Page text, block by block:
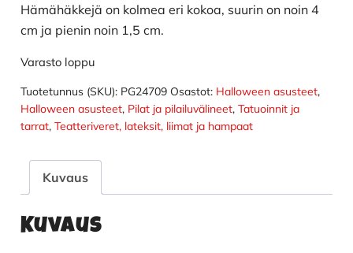
Hämähäkkejä on kolmea eri kokoa, suurin on noin 4
cm ja pienin noin 1,5 cm.
Varasto loppu
Tuotetunnus (SKU): PG24709 Osastot: Halloween asusteet,
Halloween asusteet, Pilat ja pilailuvälineet, Tatuoinnit ja
tarrat, Teatteriveret, lateksit, liimat ja hampaat
Kuvaus
Kuvaus